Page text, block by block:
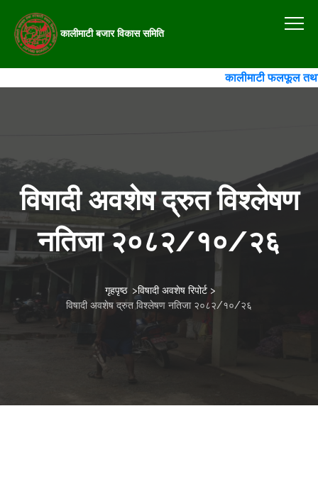
कालीमाटी बजार विकास समिति
कालीमाटी फलफूल तथा
विषादी अवशेष द्रुत विश्लेषण
नतिजा २०८२/१०/२६
गृहपृष्ठ >विषादी अवशेष रिपोर्ट>
विषादी अवशेष द्रुत विश्लेषण नतिजा २०८२/१०/२६